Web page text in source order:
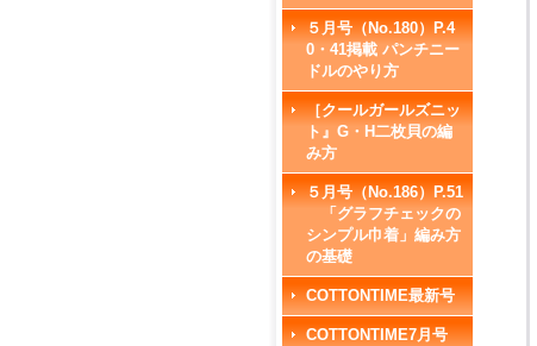
５月号（No.180）P.4
0・41掲載 パンチニー
ドルのやり方
［クールガールズニッ
ト』G・H二枚貝の編
み方
５月号（No.186）P.51
「グラフチェックの
シンプル巾着」編み方
の基礎
COTTONTIME最新号
COTTONTIME7月号